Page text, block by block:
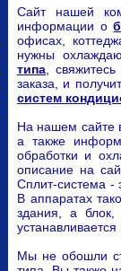
Сайт нашей
информации о
офисах,
нужны
типа ,
заказа, и
систем
На нашем сайте
а также
обработки и
описание на
Сплит-система -
В аппаратах
здания, а блок,
Мы не обошли